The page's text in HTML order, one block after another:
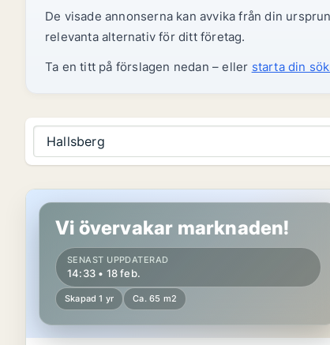
De visade annonserna kan avvika från din
relevanta alternativ för ditt företag.
Ta en titt på förslagen nedan – eller starta din
Hallsberg
Butikslokal i Örebro
Vi övervakar marknaden!
SENAST UPPDATERAD
14:33 • 18 feb.
Skapad 1 yr Ca. 65 m2